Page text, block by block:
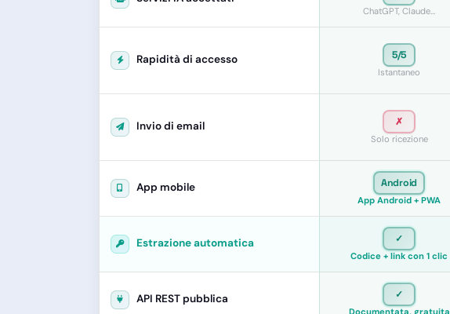
ChatGPT, Claude…
Rapidità di accesso 5/5
Istantaneo
Invio di email ✗
Solo ricezione
App mobile Android
App Android + PWA
Estrazione automatica ✓
Codice + link con 1 clic
API REST pubblica ✓